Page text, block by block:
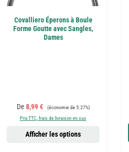
Covalliero Éperons à Boule
Forme Goutte avec Sangles,
Dames
Prix de vente :
De 8,99 € Prix régulier :
(économie de 5.27%)
Prix TTC, frais de livraison en sus
Afficher les options